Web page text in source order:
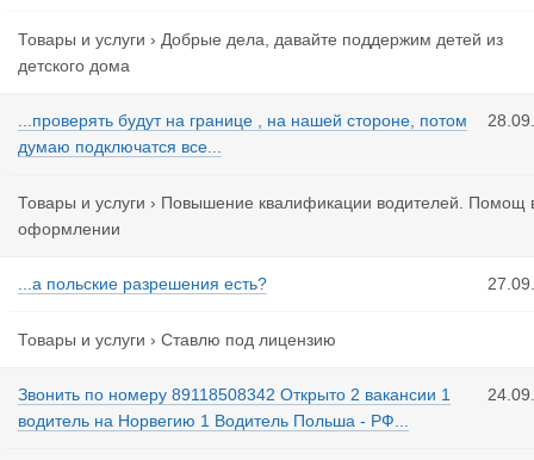
Товары и услуги › Добрые дела, давайте поддержим детей из
детского дома
...проверять будут на границе , на нашей стороне, потом
думаю подключатся все...
Товары и услуги › Повышение квалификации водителей. Помощ
оформлении
...а польские разрешения есть?
Товары и услуги › Ставлю под лицензию
Звонить по номеру 89118508342 Открыто 2 вакансии 1
водитель на Норвегию 1 Водитель Польша - РФ...